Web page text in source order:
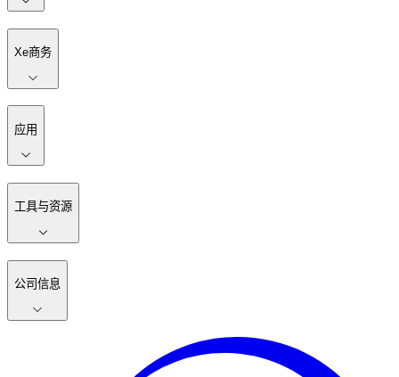
Xe商务
应用
工具与资源
公司信息